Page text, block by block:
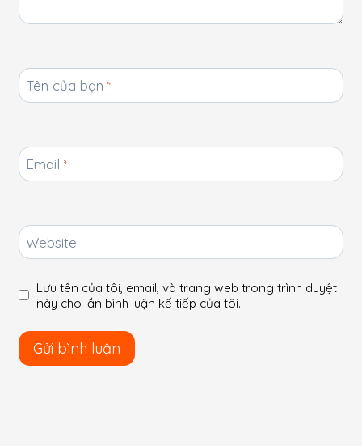
Tên của bạn *
Email *
Website
Lưu tên của tôi, email, và trang web trong trình duyệt
này cho lần bình luận kế tiếp của tôi.